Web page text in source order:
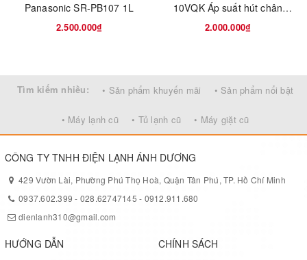
Giá: 2.500.000₫
Giao hàng toàn quốc thanh toán khi nhận hàng
Panasonic SR-PB107 1L
2.500.000₫
10VQK Áp suất hút chân
không 1 Lít Date 2016
2.000.000₫
Tìm kiếm nhiều: • Sản phẩm khuyến mãi • Sản phẩm nổi bật
• Máy lạnh cũ • Tủ lạnh cũ • Máy giặt cũ
CÔNG TY TNHH ĐIỆN LẠNH ÁNH DƯƠNG
429 Vườn Lài, Phường Phú Thọ Hoà, Quận Tân Phú, TP. Hồ Chí Minh
0937.602.399 - 028.62747145 - 0912.911.680
dienlanh310@gmail.com
HƯỚNG DẪN CHÍNH SÁCH